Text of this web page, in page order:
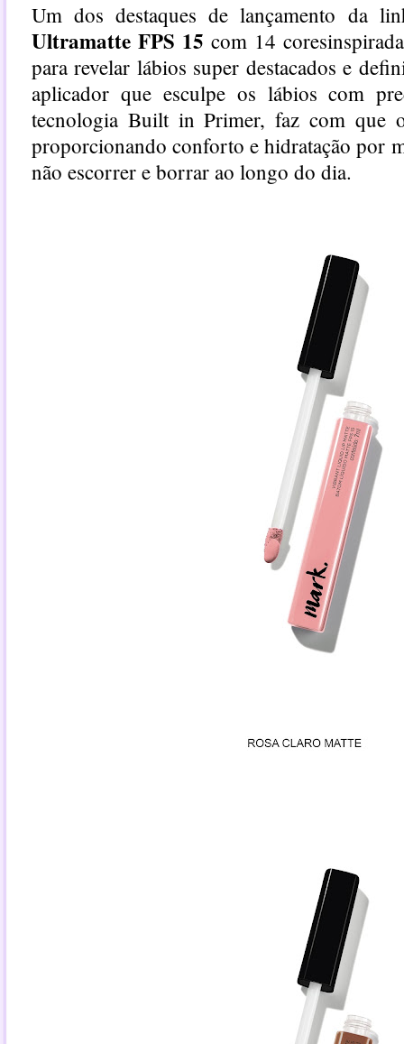
Um dos destaques de lançamento da
Ultramatte FPS 15 com 14
para revelar lábios super destacados e
aplicador que esculpe os lábios com
tecnologia Built in Primer, faz com que
proporcionando conforto e hidratação por
não escorrer e borrar ao longo do dia.